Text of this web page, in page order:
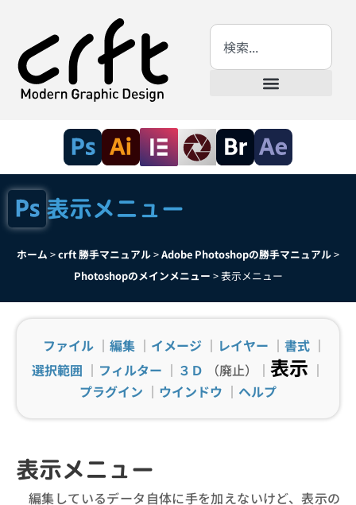
表示メニュー
ホーム >crft 勝手マニュアル>Adobe Photoshopの勝手マニュアル>
Photoshopのメインメニュー >表示メニュー
ファイル ｜ 編集 ｜ イメージ ｜ レイヤー ｜ 書式 ｜
選択範囲 ｜ フィルター ｜ ３Ｄ （廃止）｜ 表示 ｜
プラグイン ｜ ウインドウ ｜ ヘルプ
表示メニュー
編集しているデータ自体に手を加えないけど、表示の